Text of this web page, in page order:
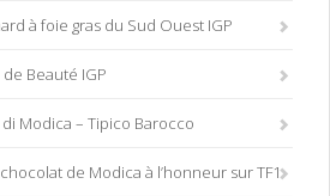
à foie gras du Sud Ouest IGP
Beauté IGP
Modica – Tipico Barocco
de Modica à l’honneur sur TF1